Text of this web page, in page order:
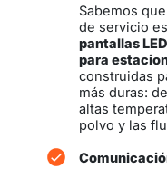
Sabemos
de servicio
pantallas
para
construidas
más duras:
altas
polvo y las